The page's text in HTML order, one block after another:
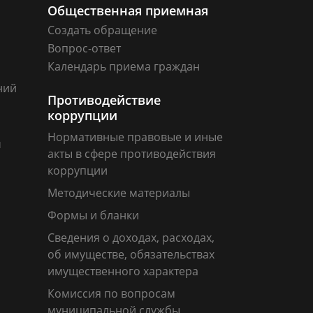
Общественная приемная
Создать обращение
Вопрос-ответ
Календарь приема граждан
Противодействие
коррупции
Нормативные правовые и иные
акты в сфере противодействия
коррупции
Методические материалы
Формы и бланки
Сведения о доходах, расходах,
об имуществе, обязательствах
имущественного характера
Комиссия по вопросам